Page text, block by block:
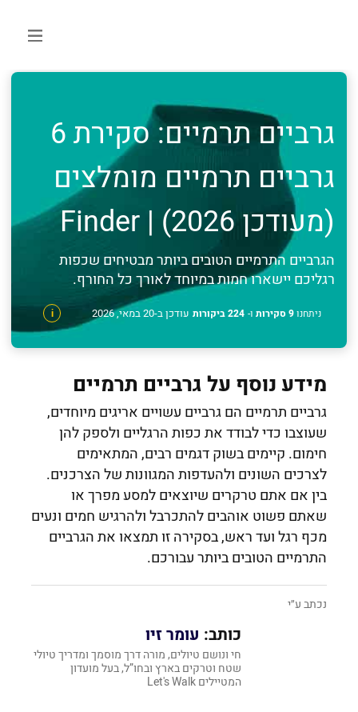
גרביים תרמיים: סקירת 6
גרביים תרמיים מומלצים
(מעודכן 2026) | Finder
הגרביים התרמיים הטובים ביותר מבטיחים שכפות
רגליכם יישארו חמות במיוחד לאורך כל החורף.
ניתחנו9 סקירות ו- 224 ביקורות i עודכן ב-20 במאי, 2026
מידע נוסף על גרביים תרמיים
גרביים תרמיים הם גרביים עשויים אריגים מיוחדים,
שעוצבו כדי לבודד את כפות הרגליים ולספק להן
חימום. קיימים בשוק דגמים רבים, המתאימים
לצרכים השונים ולהעדפות המגוונות של הצרכנים.
בין אם אתם טרקרים שיוצאים למסע מפרך או
שאתם פשוט אוהבים להתכרבל ולהרגיש חמים ונעים
מכף רגל ועד ראש, בסקירה זו תמצאו את הגרביים
התרמיים הטובים ביותר עבורכם.
נכתב ע״י
כותב: עומר זיו
חי ונושם טיולים, מורה דרך מוסמך ומדריך טיולי
שטח וטרקים בארץ ובחו”ל, בעל מועדון
המטיילים Let's Walk